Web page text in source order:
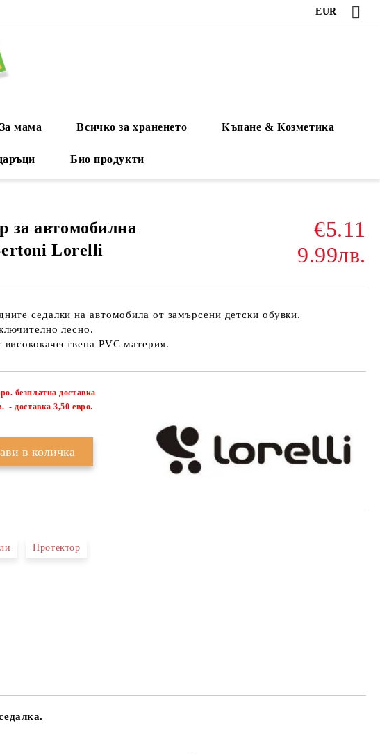
EUR
За мама Всичко за храненето Къпане & Козметика
Био продукти
за автомобилна
Lorelli
€5.11
9.99лв.
седалки на автомобила от замърсени детски обувки.
лесно.
PVC материя.
безплатна доставка
- доставка 3,50 евро.
Протектор